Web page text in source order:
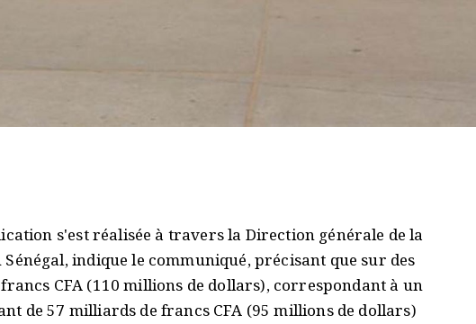
s'est réalisée à travers la Direction générale de la
indique le communiqué, précisant que sur des
CFA (110 millions de dollars), correspondant à un
de 57 milliards de francs CFA (95 millions de dollars)